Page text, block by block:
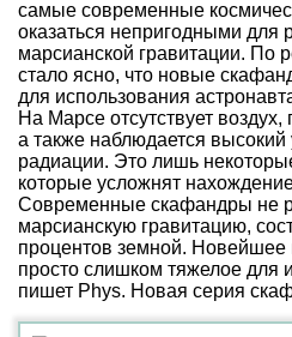
самые современные
оказаться непригодными для
марсианской гравитации. По
стало ясно, что новые
для использования
На Марсе отсутствует
а также наблюдается высокий
радиации. Это лишь
которые усложнят
Современные скафандры не
марсианскую гравитацию,
процентов земной. Новейшее
просто слишком тяжелое для
пишет Phys. Новая серия